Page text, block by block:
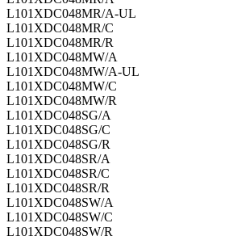
L101XDC048MR/A-UL
L101XDC048MR/C
L101XDC048MR/R
L101XDC048MW/A
L101XDC048MW/A-UL
L101XDC048MW/C
L101XDC048MW/R
L101XDC048SG/A
L101XDC048SG/C
L101XDC048SG/R
L101XDC048SR/A
L101XDC048SR/C
L101XDC048SR/R
L101XDC048SW/A
L101XDC048SW/C
L101XDC048SW/R